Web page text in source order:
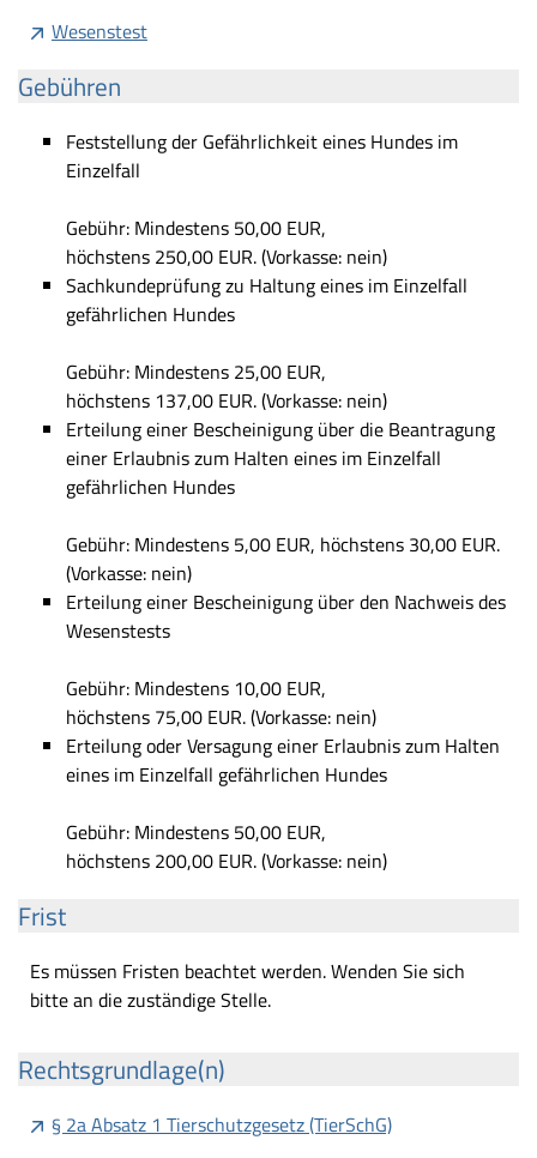
Wesenstest
Gebühren
Feststellung der Gefährlichkeit eines Hundes im
Einzelfall
Gebühr: Mindestens 50,00 EUR,
höchstens 250,00 EUR. (Vorkasse: nein)
Sachkundeprüfung zu Haltung eines im Einzelfall
gefährlichen Hundes
Gebühr: Mindestens 25,00 EUR,
höchstens 137,00 EUR. (Vorkasse: nein)
Erteilung einer Bescheinigung über die Beantragung
einer Erlaubnis zum Halten eines im Einzelfall
gefährlichen Hundes
Gebühr: Mindestens 5,00 EUR, höchstens 30,00 EUR.
(Vorkasse: nein)
Erteilung einer Bescheinigung über den Nachweis des
Wesenstests
Gebühr: Mindestens 10,00 EUR,
höchstens 75,00 EUR. (Vorkasse: nein)
Erteilung oder Versagung einer Erlaubnis zum Halten
eines im Einzelfall gefährlichen Hundes
Gebühr: Mindestens 50,00 EUR,
höchstens 200,00 EUR. (Vorkasse: nein)
Frist
Es müssen Fristen beachtet werden. Wenden Sie sich
bitte an die zuständige Stelle.
Rechtsgrundlage(n)
§ 2a Absatz 1 Tierschutzgesetz (TierSchG)